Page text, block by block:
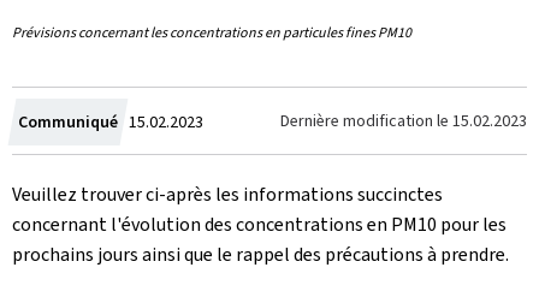
Prévisions concernant les concentrations en particules fines PM10
Communiqué Crée
le
15.02.2023 Dernière modification le 15.02.2023
Veuillez trouver ci-après les informations succinctes
concernant l'évolution des concentrations en PM10 pour les
prochains jours ainsi que le rappel des précautions à prendre.